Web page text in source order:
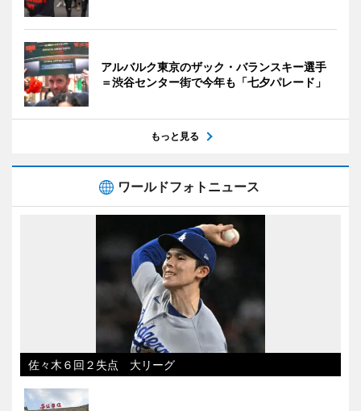
アルバルク東京のザック・バランスキー選手
＝渋谷センター街で今年も「七夕パレード」
もっと見る
ワールドフォトニュース
佐々木６回２失点 大リーグ